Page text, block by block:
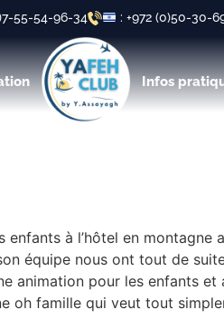
55-54-96-34 : +972 (0)50-30-
Infos
à l’hôtel en montagne
équipe nous ont tout de
animation pour les enfants et
oh famille qui veut tout